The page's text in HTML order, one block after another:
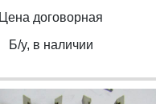
Цена договорная
Б/y, в наличии